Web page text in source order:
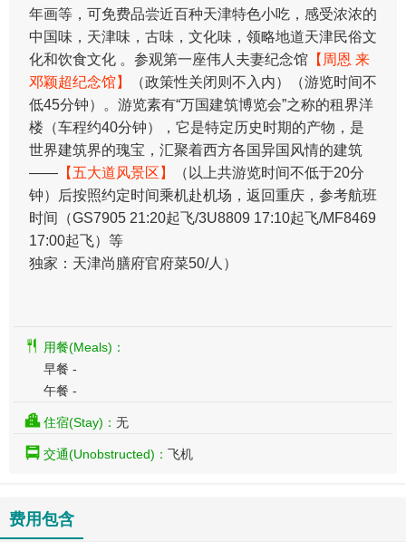
年画等，可免费品尝近百种天津特色小吃，感受浓浓的
中国味，天津味，古味，文化味，领略地道天津民俗文
化和饮食文化 。参观第一座伟人夫妻纪念馆 【周恩 来
邓颖超纪念馆】
（政策性关闭则不入内）（游览时间不
低45分钟）。游览素有“万国建筑博览会”之称的租界洋
楼（车程约40分钟），它是特定历史时期的产物，是
世界建筑界的瑰宝，汇聚着西方各国异国风情的建筑
—— 【五大道风景区】
（以上共游览时间不低于20分
钟）后按照约定时间乘机赴机场，返回重庆，参考航班
时间（GS7905 21:20起飞/3U8809 17:10起飞/MF8469
17:00起飞）等
独家：天津尚膳府官府菜50/人）
用餐(Meals)：
早餐 -
午餐 -
住宿(Stay)： 无
交通(Unobstructed)： 飞机
费用包含